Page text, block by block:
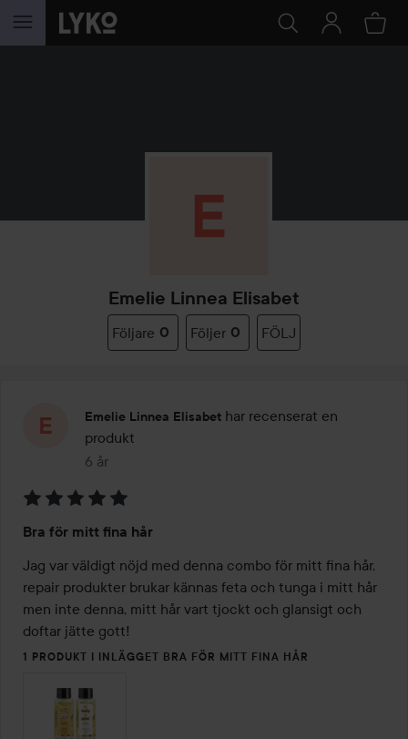
HOPPA TILL INNEHÅLLET
Emelie Linnea Elisabet
Följare 0 Följer 0 FÖLJ
Emelie Linnea Elisabet har recenserat en
produkt
6 år
Inlägget skapades 6 år
5
av
5
Bra för mitt fina hår
Jag var väldigt nöjd med denna combo för mitt fina hår,
repair produkter brukar kännas feta och tunga i mitt hår
men inte denna, mitt hår vart tjockt och glansigt och
doftar jätte gott!
1 PRODUKT I INLÄGGET BRA FÖR MITT FINA HÅR